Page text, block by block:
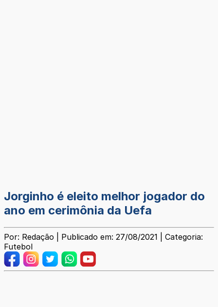
Jorginho é eleito melhor jogador do
ano em cerimônia da Uefa
Por: Redação | Publicado em: 27/08/2021 | Categoria:
Futebol